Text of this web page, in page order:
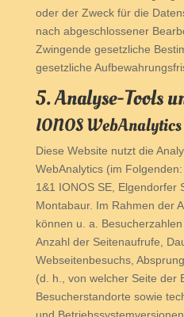
oder der Zweck für die
nach abgeschlossener
Zwingende gesetzliche
gesetzliche
5. Analyse-Tools
IONOS WebAnalytics
Diese Website nutzt die
WebAnalytics (im
1&1 IONOS SE, Elgendorfer
Montabaur. Im Rahmen der
können u. a.
Anzahl der Seitenaufrufe,
Webseitenbesuchs,
(d. h., von welcher Seite der
Besucherstandorte sowie